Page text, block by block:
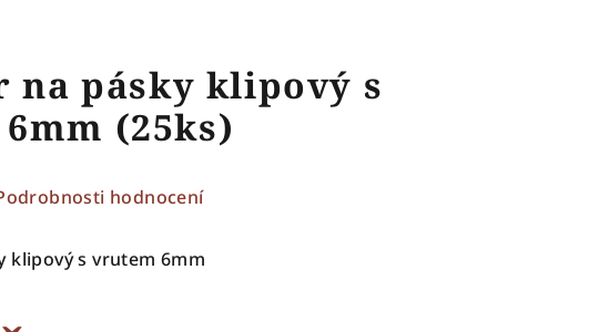
na pásky klipový s
(25ks)
hodnocení
klipový s vrutem 6mm